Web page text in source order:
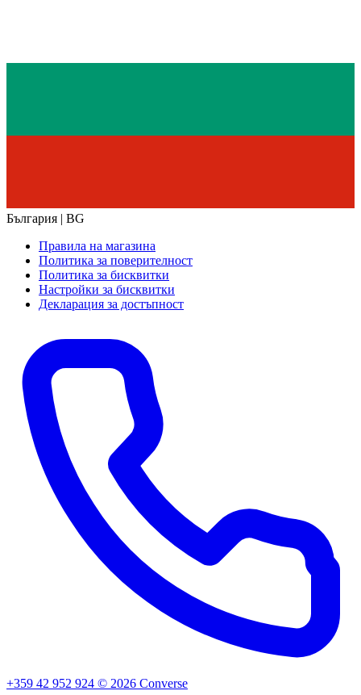
България | BG
Правила на магазина
Политика за поверителност
Политика за бисквитки
Настройки за бисквитки
Декларация за достъпност
+359 42 952 924 © 2026 Converse